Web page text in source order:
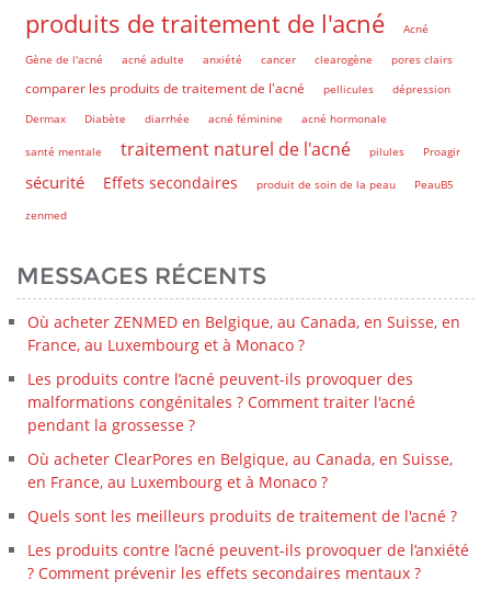
produits de traitement de l'acné
Acné
Gène de l'acné
acné adulte anxiété cancer clearogène pores clairs
comparer les produits de traitement de l'acné pellicules
dépression
Dermax
Diabète diarrhée acné féminine acné hormonale
santé mentale traitement naturel de l'acné pilules Proagir
sécurité Effets secondaires produit de soin de la peau
PeauB5
zenmed
MESSAGES RÉCENTS
Où acheter ZENMED en Belgique, au Canada, en Suisse, en
France, au Luxembourg et à Monaco ?
Les produits contre l’acné peuvent-ils provoquer des
malformations congénitales ? Comment traiter l'acné
pendant la grossesse ?
Où acheter ClearPores en Belgique, au Canada, en Suisse,
en France, au Luxembourg et à Monaco ?
Quels sont les meilleurs produits de traitement de l'acné ?
Les produits contre l’acné peuvent-ils provoquer de l’anxiété
? Comment prévenir les effets secondaires mentaux ?